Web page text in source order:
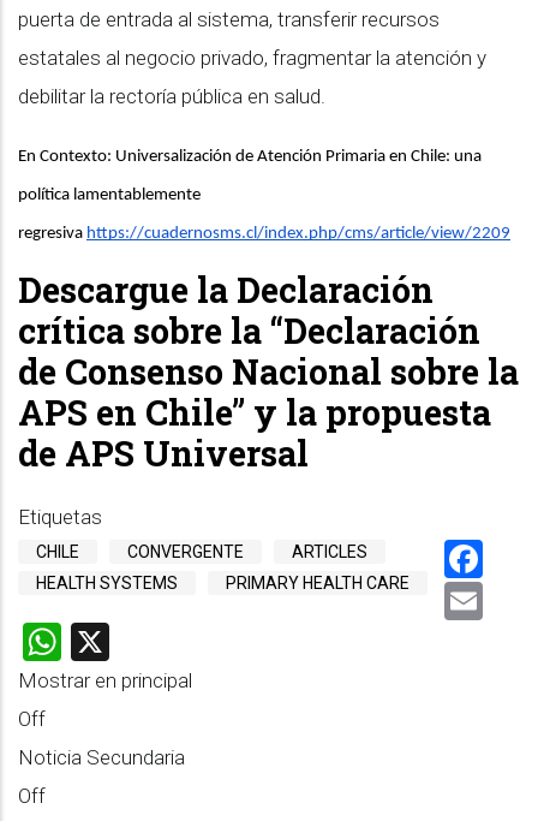
puerta de entrada al sistema, transferir recursos
estatales al negocio privado, fragmentar la atención y
debilitar la rectoría pública en salud.
En Contexto: Universalización de Atención Primaria en Chile: una
política lamentablemente
regresiva https://cuadernosms.cl/index.php/cms/article/view/2209
Descargue la Declaración
crítica sobre la “Declaración
de Consenso Nacional sobre la
APS en Chile” y la propuesta
de APS Universal
Etiquetas
CHILE CONVERGENTE
ARTICLES
HEALTH SYSTEMS
PRIMARY HEALTH CARE
WhatsApp
Mostrar en principal
Off
Noticia Secundaria
Off